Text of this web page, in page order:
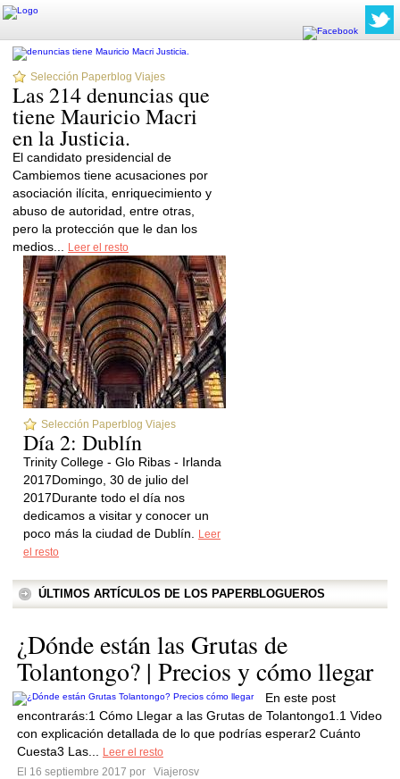
Selección Paperblog Viajes
Las 214 denuncias que
tiene Mauricio Macri
en la Justicia.
El candidato presidencial de
Cambiemos tiene acusaciones por
asociación ilícita, enriquecimiento y
abuso de autoridad, entre otras,
pero la protección que le dan los
medios...
Leer el resto
Selección Paperblog Viajes
Día 2: Dublín
Trinity College - Glo Ribas - Irlanda
2017Domingo, 30 de julio del
2017Durante todo el día nos
dedicamos a visitar y conocer un
poco más la ciudad de Dublín.
Leer
el resto
ÚLTIMOS ARTÍCULOS DE LOS PAPERBLOGUEROS
¿Dónde están las Grutas de
Tolantongo? | Precios y cómo llegar
En este post
encontrarás:1 Cómo Llegar a las Grutas de Tolantongo1.1 Video
con explicación detallada de lo que podrías esperar2 Cuánto
Cuesta3 Las...
Leer el resto
El 16 septiembre 2017 por
Viajerosv